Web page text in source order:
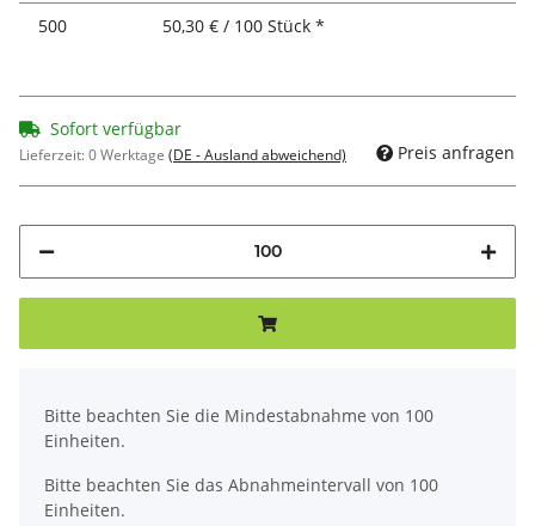
500 50,30 € / 100 Stück *
Sofort verfügbar
Lieferzeit:0 Werktage (DE - Ausland abweichend) Preis anfragen
Bitte beachten Sie die Mindestabnahme von 100
Einheiten.
Bitte beachten Sie das Abnahmeintervall von 100
Einheiten.